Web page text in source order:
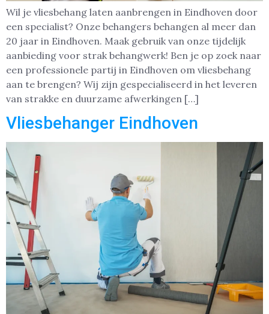
Wil je vliesbehang laten aanbrengen in Eindhoven door
een specialist? Onze behangers behangen al meer dan
20 jaar in Eindhoven. Maak gebruik van onze tijdelijk
aanbieding voor strak behangwerk! Ben je op zoek naar
een professionele partij in Eindhoven om vliesbehang
aan te brengen? Wij zijn gespecialiseerd in het leveren
van strakke en duurzame afwerkingen […]
Vliesbehanger Eindhoven